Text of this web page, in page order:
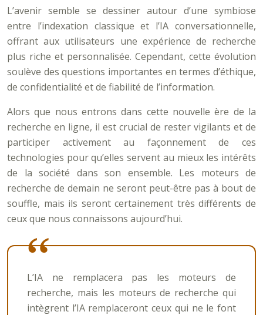
L’avenir semble se dessiner autour d’une symbiose
entre l’indexation classique et l’IA conversationnelle,
offrant aux utilisateurs une expérience de recherche
plus riche et personnalisée. Cependant, cette évolution
soulève des questions importantes en termes d’éthique,
de confidentialité et de fiabilité de l’information.
Alors que nous entrons dans cette nouvelle ère de la
recherche en ligne, il est crucial de rester vigilants et de
participer activement au façonnement de ces
technologies pour qu’elles servent au mieux les intérêts
de la société dans son ensemble. Les moteurs de
recherche de demain ne seront peut-être pas à bout de
souffle, mais ils seront certainement très différents de
ceux que nous connaissons aujourd’hui.
L’IA ne remplacera pas les moteurs de
recherche, mais les moteurs de recherche qui
intègrent l’IA remplaceront ceux qui ne le font